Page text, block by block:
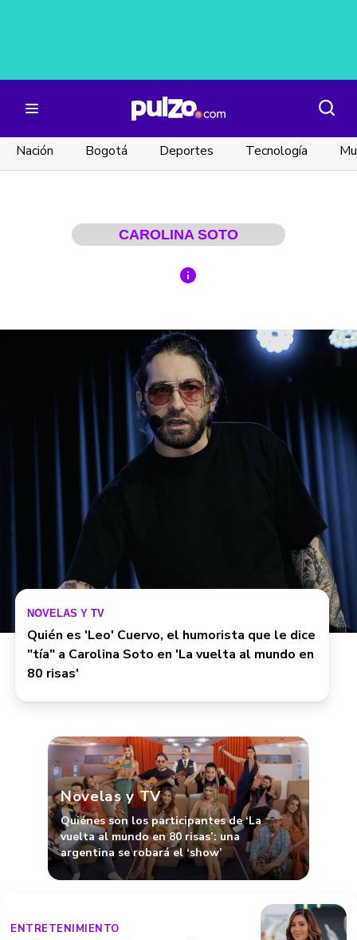
Nación Bogotá Deportes Tecnología
CAROLINA SOTO
NOVELAS Y TV
Quién es 'Leo' Cuervo, el humorista que le dice
"tía" a Carolina Soto en 'La vuelta al mundo en
80 risas'
Novelas y TV
Quiénes son los participantes de ‘La
vuelta al mundo en 80 risas’: una
argentina se robará el ‘show’
ENTRETENIMIENTO